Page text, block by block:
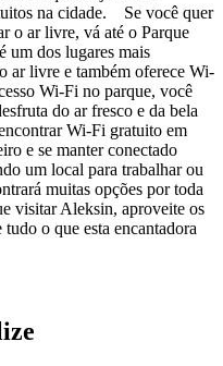
na cidade. Se você quer
o ar livre, vá até o Parque
um dos lugares mais
ar livre e também oferece Wi-
Wi-Fi no parque, você
do ar fresco e da bela
Wi-Fi gratuito em
e se manter conectado
um local para trabalhar ou
muitas opções por toda
visitar Aleksin, aproveite os
o que esta encantadora